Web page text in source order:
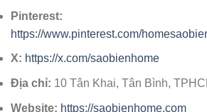
Pinterest:
https://www.pinterest.com/
X: https://x.com/saobienhome
Địa chỉ: 10 Tân Khai, Tân Bình,
Website: https://saobienhome.com